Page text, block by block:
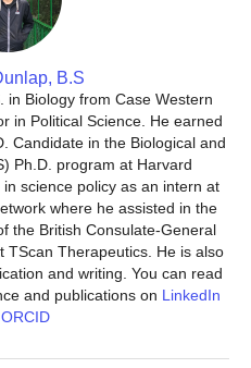
B.S.
in Biology from Case Western
in Political Science. He earned
Candidate in the Biological and
Ph.D. program at Harvard
science policy as an intern at
where he assisted in the
the British Consulate-General
TScan Therapeutics. He is also
and writing. You can read
and publications on LinkedIn
ORCID